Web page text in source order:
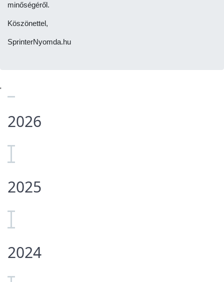
minőségéről.
Köszönettel,
SprinterNyomda.hu
'
2026
2025
2024